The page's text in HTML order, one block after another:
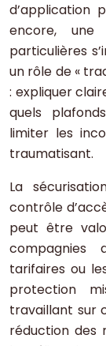
d’application
encore, une
particulières
un rôle de «
: expliquer
quels
limiter les
traumatisant.
La
contrôle
peut être
compagnies
tarifaires ou
protection
travaillant sur
réduction des